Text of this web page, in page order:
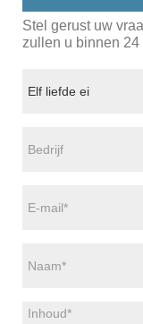
Stel gerust uw
zullen u binnen